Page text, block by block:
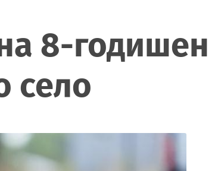
8-годишен
село